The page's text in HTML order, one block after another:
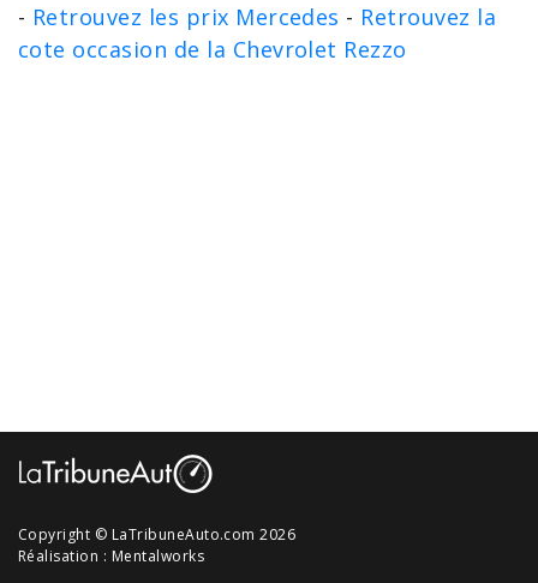
- Retrouvez les prix Mercedes - Retrouvez la
cote occasion de la Chevrolet Rezzo
Copyright © LaTribuneAuto.com 2026
Réalisation : Mentalworks